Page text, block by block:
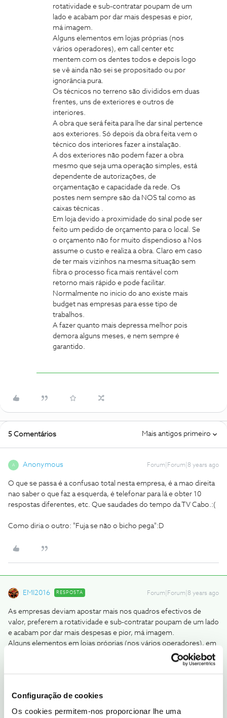
Configuração de cookies
Os cookies permitem-nos proporcionar lhe uma
rotatividade e sub-contratar poupam de um
lado e acabam por dar mais despesas e pior,
má imagem.
Alguns elementos em lojas próprias (nos
vários operadores), em call center etc
mentem com os dentes todos e depois logo
se vê ainda não sei se propositado ou por
ignorância pura.
Os técnicos no terreno são divididos em duas
frentes, uns de exteriores e outros de
interiores.
A obra que será feita para lhe dar sinal pertence
aos exteriores. Só depois da obra feita vem o
técnico dos interiores fazer a instalação.
A dos exteriores não podem fazer a obra
mesmo que seja uma operação simples, está
dependente de autorizações, de
orçamentação e capacidade da rede. Os
postes nem sempre são da NOS tal como as
caixas técnicas .
Em loja devido a proximidade do sinal pode ser
feito um pedido de orçamento para o local. Se
o orçamento não for muito dispendioso a Nos
assume o custo e realiza a obra. Claro em caso
de ter mais vizinhos na mesma situação sem
fibra o processo fica mais rentável com
retorno mais rápido e pode facilitar.
Normalmente no inicio do ano existe mais
budget nas empresas para esse tipo de
trabalhos.
A fazer quanto mais depressa melhor pois
demora alguns meses, e nem sempre é
garantido.
5 Comentários Mais antigos primeiro
A Anonymous Forum|Forum|8 years ago
O que se passa é a confusao total nesta empresa, é a mao direita
nao saber o que faz a esquerda, é telefonar para lá e obter 10
respostas diferentes, etc. Que saudades do tempo da TV Cabo.:(
Como diria o outro: "Fuja se não o bicho pega":D
EMI2016 RESPOSTA Forum|Forum|8 years ago
As empresas deviam apostar mais nos quadros efectivos de
valor, preferem a rotatividade e sub-contratar poupam de um lado
e acabam por dar mais despesas e pior, má imagem.
Alguns elementos em lojas próprias (nos vários operadores), em
call center etc mentem com os dentes todos e depois logo se vê
A obra que será feita para lhe dar sinal pertence aos exteriores. Só
depois da obra feita vem o técnico dos interiores fazer a